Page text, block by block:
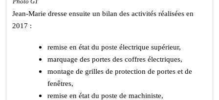
Jean-Marie dresse ensuite un bilan des activités réalisées en
2017 :
remise en état du poste électrique supérieur,
marquage des portes des coffres électriques,
montage de grilles de protection de portes et de
fenêtres,
remise en état du poste de machiniste,